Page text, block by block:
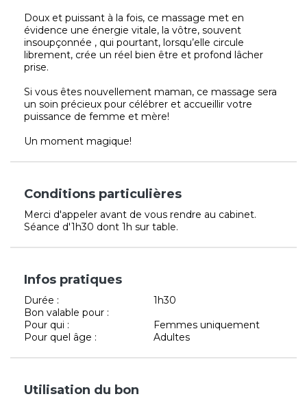
Doux et puissant à la fois, ce massage met en
évidence une énergie vitale, la vôtre, souvent
insoupçonnée , qui pourtant, lorsqu’elle circule
librement, crée un réel bien être et profond lâcher
prise.
Si vous êtes nouvellement maman, ce massage sera
un soin précieux pour célébrer et accueillir votre
puissance de femme et mère!
Un moment magique!
Conditions particulières
Merci d'appeler avant de vous rendre au cabinet.
Séance d'1h30 dont 1h sur table.
Infos pratiques
Durée :
1h30
Bon valable pour :
Pour qui :
Femmes uniquement
Pour quel âge :
Adultes
Utilisation du bon